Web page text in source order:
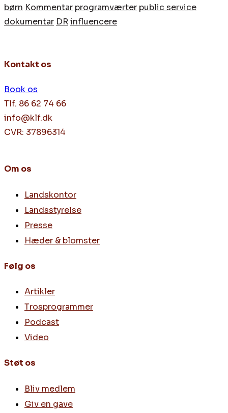
børn Kommentar programværter public service
dokumentar DRinfluencere
Kontakt os
Book os
Tlf. 86 62 74 66
info@klf.dk
CVR: 37896314
Om os
Landskontor
Landsstyrelse
Presse
Hæder & blomster
Følg os
Artikler
Trosprogrammer
Podcast
Video
Støt os
Bliv medlem
Giv en gave